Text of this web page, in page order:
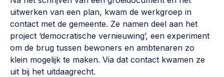
uitwerken van een plan, kwam de werkgroep in
contact met de gemeente. Ze namen deel aan het
project ‘democratische vernieuwing’, een experiment
om de brug tussen bewoners en ambtenaren zo
klein mogelijk te maken. Via dat contact kwamen ze
uit bij het uitdaagrecht.